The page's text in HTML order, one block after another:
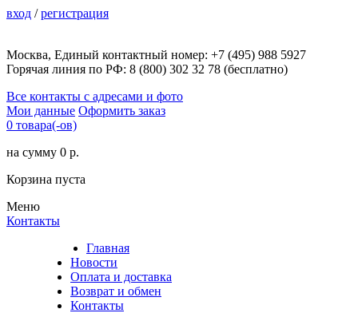
вход /регистрация
Москва, Единый контактный номер: +7 (495) 988 5927
Горячая линия по РФ: 8 (800) 302 32 78 (бесплатно)
Все контакты с адресами и фото
Мои данные Оформить заказ
0 товара(-ов)
на сумму 0 р.
Корзина пуста
Меню
Контакты
Главная
Новости
Оплата и доставка
Возврат и обмен
Контакты